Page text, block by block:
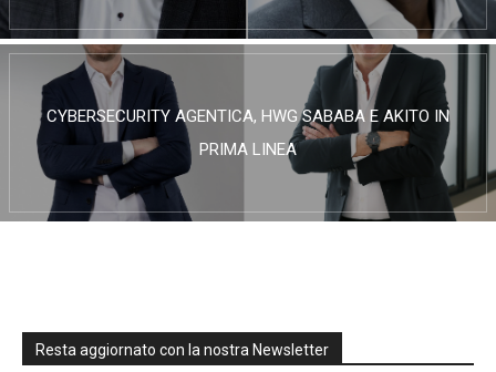
CYBERSECURITY AGENTICA, HWG SABABA E AKITO IN
PRIMA LINEA
Resta aggiornato con la nostra Newsletter